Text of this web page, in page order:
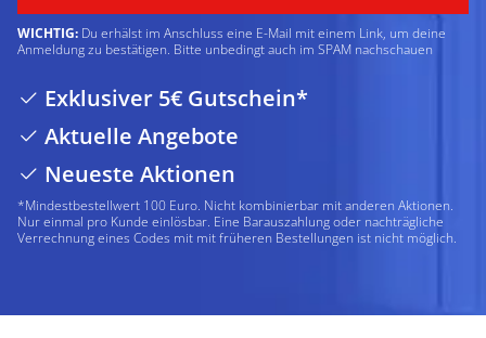
WICHTIG: Du erhälst im Anschluss eine E-Mail mit einem Link, um deine
Anmeldung zu bestätigen. Bitte unbedingt auch im SPAM nachschauen
Exklusiver 5€ Gutschein*
Aktuelle Angebote
Neueste Aktionen
*Mindestbestellwert 100 Euro. Nicht kombinierbar mit anderen Aktionen.
Nur einmal pro Kunde einlösbar. Eine Barauszahlung oder nachträgliche
Verrechnung eines Codes mit mit früheren Bestellungen ist nicht möglich.